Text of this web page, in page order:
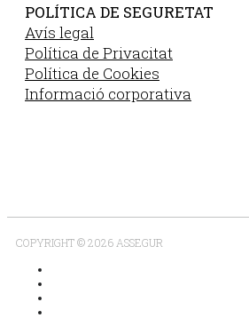
POLÍTICA DE SEGURETAT
Avís legal
Política de Privacitat
Política de Cookies
Informació corporativa
COPYRIGHT © 2026 ASSEGUR